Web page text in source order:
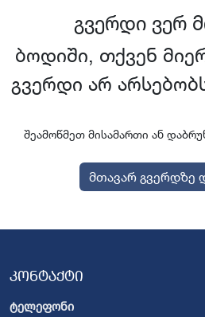
გვერდი ვერ
ბოდიში, თქვენ
გვერდი არ
შეამოწმეთ მისამართი ან
მთავარ გვერდზე
კონტაქტი
ტელეფონი